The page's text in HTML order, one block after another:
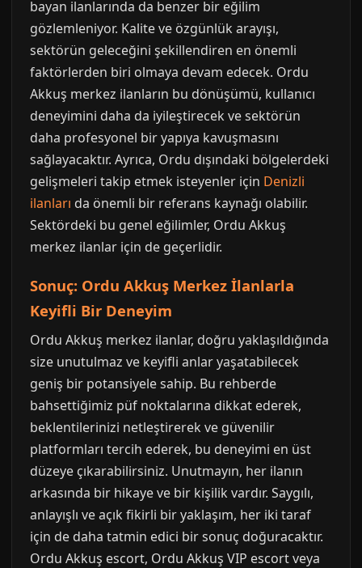
bayan ilanlarında da benzer bir eğilim
gözlemleniyor. Kalite ve özgünlük arayışı,
sektörün geleceğini şekillendiren en önemli
faktörlerden biri olmaya devam edecek. Ordu
Akkuş merkez ilanların bu dönüşümü, kullanıcı
deneyimini daha da iyileştirecek ve sektörün
daha profesyonel bir yapıya kavuşmasını
sağlayacaktır. Ayrıca, Ordu dışındaki bölgelerdeki
gelişmeleri takip etmek isteyenler için Denizli
ilanları da önemli bir referans kaynağı olabilir.
Sektördeki bu genel eğilimler, Ordu Akkuş
merkez ilanlar için de geçerlidir.
Sonuç: Ordu Akkuş Merkez İlanlarla
Keyifli Bir Deneyim
Ordu Akkuş merkez ilanlar, doğru yaklaşıldığında
size unutulmaz ve keyifli anlar yaşatabilecek
geniş bir potansiyele sahip. Bu rehberde
bahsettiğimiz püf noktalarına dikkat ederek,
beklentilerinizi netleştirerek ve güvenilir
platformları tercih ederek, bu deneyimi en üst
düzeye çıkarabilirsiniz. Unutmayın, her ilanın
arkasında bir hikaye ve bir kişilik vardır. Saygılı,
anlayışlı ve açık fikirli bir yaklaşım, her iki taraf
için de daha tatmin edici bir sonuç doğuracaktır.
Ordu Akkuş escort, Ordu Akkuş VIP escort veya